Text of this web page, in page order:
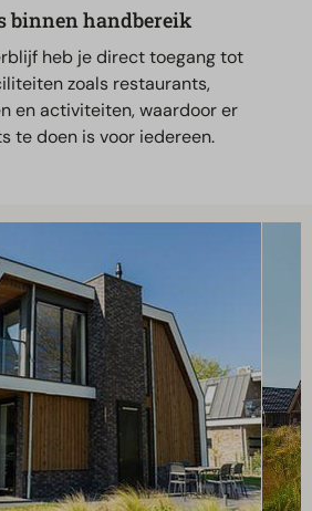
binnen handbereik
heb je direct toegang tot
zoals restaurants,
en activiteiten, waardoor er
te doen is voor iedereen.